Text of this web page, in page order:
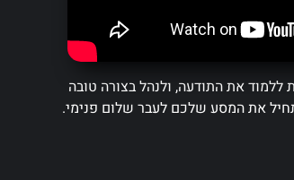
את התודעה, ולנהל בצורה טובה
את המסע שלכם לעבר שלום פנימי.